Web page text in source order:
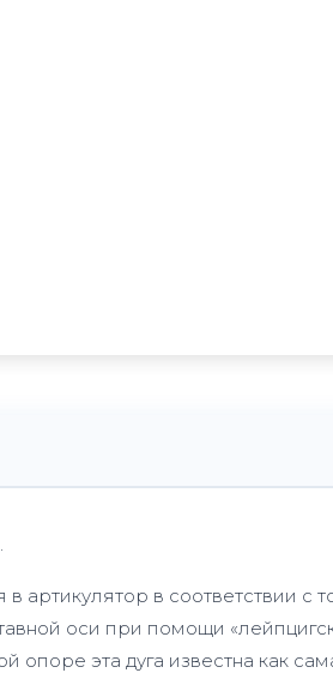
в соответствии с
оси при помощи
эта дуга известна как